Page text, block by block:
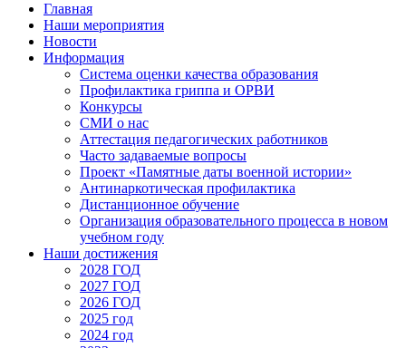
Главная
Наши мероприятия
Новости
Информация
Система оценки качества образования
Профилактика гриппа и ОРВИ
Конкурсы
СМИ о нас
Аттестация педагогических работников
Часто задаваемые вопросы
Проект «Памятные даты военной истории»
Антинаркотическая профилактика
Дистанционное обучение
Организация образовательного процесса в новом
учебном году
Наши достижения
2028 ГОД
2027 ГОД
2026 ГОД
2025 год
2024 год